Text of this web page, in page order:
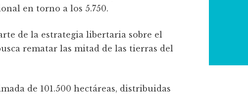
en torno a los 5.750.
de la estrategia libertaria sobre el
rematar las mitad de las tierras del
de 101.500 hectáreas, distribuidas